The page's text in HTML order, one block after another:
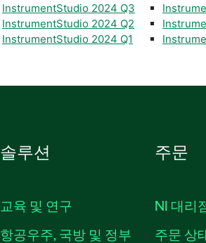
InstrumentStudio 2024 Q3
InstrumentStudio 2024 Q2
InstrumentStudio 2024 Q1
솔루션
교육 및 연구
항공우주, 국방 및 정부
주문
NI 대리
주문 상